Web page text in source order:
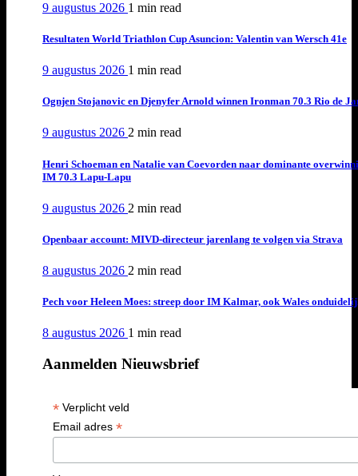
9 augustus 2026 1 min read
Resultaten World Triathlon Cup Asuncion: Valentin van Wersch 41e
9 augustus 2026 1 min read
Ognjen Stojanovic en Djenyfer Arnold winnen Ironman 70.3 Rio de
9 augustus 2026 2 min read
Henri Schoeman en Natalie van Coevorden naar dominante
IM 70.3 Lapu-Lapu
9 augustus 2026 2 min read
Openbaar account: MIVD-directeur jarenlang te volgen via Strava
8 augustus 2026 2 min read
Pech voor Heleen Moes: streep door IM Kalmar, ook Wales
8 augustus 2026 1 min read
Aanmelden Nieuwsbrief
*Verplicht veld
Email adres *